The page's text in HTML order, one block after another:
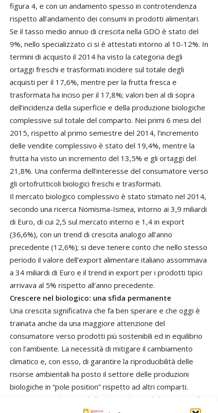
figura 4, e con un andamento spesso in controtendenza
rispetto all’andamento dei consumi in prodotti alimentari.
Se il tasso medio annuo di crescita nella GDO è stato del
9%, nello specializzato ci si è attestati intorno al 10-12%. In
termini di acquisto il 2014 ha visto la categoria degli
ortaggi freschi e trasformati incidere sul totale degli
acquisti per il 17,6%, mentre per la frutta fresca e
trasformata ha inciso per il 17,8%; valori ben al di sopra
dell’incidenza della superficie e della produzione biologiche
complessive sul totale del comparto. Nei primi 6 mesi del
2015, rispetto al primo semestre del 2014, l’incremento
delle vendite complessivo è stato del 19,4%, mentre la
frutta ha visto un incremento del 13,5% e gli ortaggi del
21,8%. Una conferma dell’interesse del consumatore verso
gli ortofrutticoli biologici freschi e trasformati.
Il mercato biologico complessivo è stato stimato nel 2014,
secondo una ricerca Nomisma-Ismea, intorno ai 3,9 miliardi
di Euro, di cui 2,5 sul mercato interno e 1,4 in export
(36,6%), con un trend di crescita analogo all’anno
precedente (12,6%); si deve tenere conto che nello stesso
periodo il valore dell’export alimentare italiano assommava
a 34 miliardi di Euro e il trend in export per i prodotti tipici
arrivava al 5% rispetto all’anno precedente.
Crescere nel biologico: una sfida permanente
Una crescita significativa che fa ben sperare e che oggi è
trainata anche da una maggiore attenzione del
consumatore verso prodotti più sostenibili ed in equilibrio
con l’ambiente. La necessità di mitigare il cambiamento
climatico e, con esso, di garantire la riproducibilità delle
risorse ambientali ha posto il settore delle produzioni
biologiche in “pole position” rispetto ad altri comparti.
L’incremento ulteriore della domanda porrà il settore nelle